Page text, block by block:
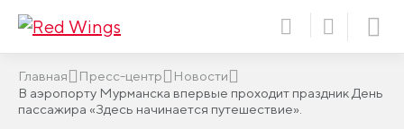
Главная Пресс-центр
Новости
В аэропорту Мурманска впервые проходит праздник День
пассажира «Здесь начинается путешествие».